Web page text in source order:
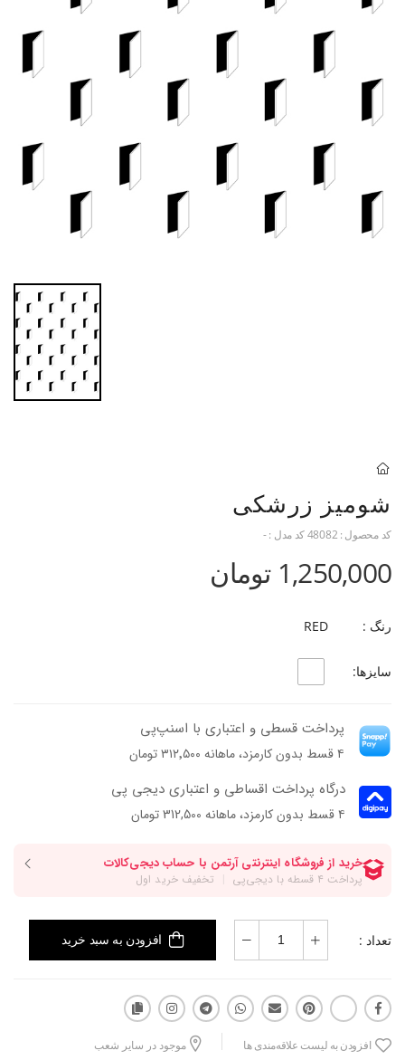
شومیز زرشکی
کد محصول : 48082کد مدل :-
1,250,000 تومان
رنگ : RED
سایزها:
پرداخت قسطی و اعتباری با اسنپ‌پی
۴ قسط بدون کارمزد، ماهانه ۳۱۲٬۵۰۰ تومان
درگاه پرداخت اقساطی و اعتباری دیجی پی
۴ قسط بدون کارمزد، ماهانه 312,500 تومان
تعداد : افزودن به سبد خرید
افزودن به لیست علاقه‌مندی ها موجود در سایر شعب